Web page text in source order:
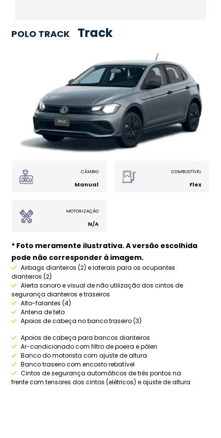
POLO TRACK Track
CÂMBIO
Manual
COMBUSTÍVEL
Flex
MOTORIZAÇÃO
N/A
* Foto meramente ilustrativa. A versão escolhida
pode não corresponder à imagem.
Airbags dianteiros (2) e laterais para os ocupantes
dianteiros (2)
Alerta sonoro e visual de não utilização dos cintos de
segurança dianteiros e traseiros
Alto-falantes (4)
Antena de teto
Apoios de cabeça no banco traseiro (3)
Apoios de cabeça para bancos dianteiros
Ar-condicionado com filtro de poeira e pólen
Banco do motorista com ajuste de altura
Banco traseiro com encosto rebatível
Cintos de segurança automáticos de três pontos na
frente com tensores dos cintos (elétricos) e ajuste de altura